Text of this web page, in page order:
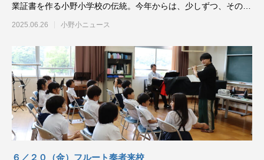
業証書を作る小野小学校の伝統。今年からは、少しずつ、その思
いや意味、行程を学ぶ
2025.06.26 小野小ニュース
６／２０（金）フルート奏者来校